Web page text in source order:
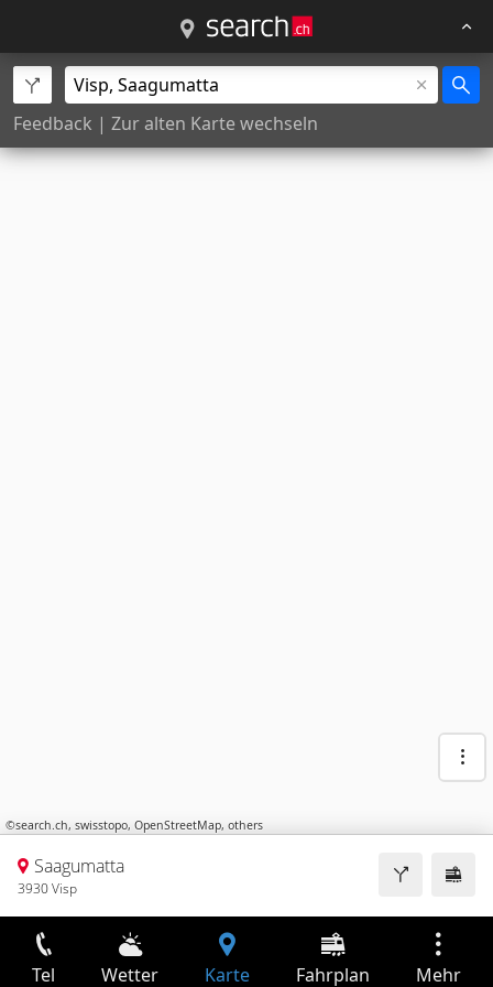
Feedback | Zur alten Karte wechseln
©search.ch, swisstopo, OpenStreetMap, others
Saagumatta
3930 Visp
Tel Wetter Karte Fahrplan Mehr